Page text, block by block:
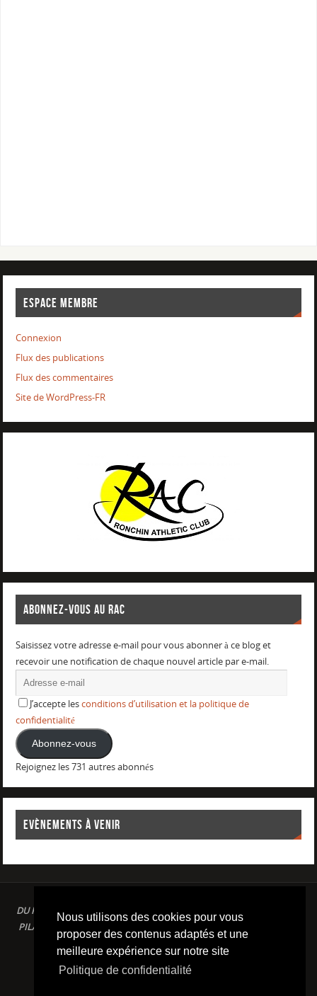
Nous utilisons des cookies pour vous
proposer des contenus adaptés et une
meilleure expérience sur notre site
Politique de confidentialité
ESPACE MEMBRE
Connexion
Flux des publications
Flux des commentaires
Site de WordPress-FR
ABONNEZ-VOUS AU RAC
Saisissez votre adresse e-mail pour vous abonner à ce blog et
recevoir une notification de chaque nouvel article par e-mail.
J’accepte lesconditions d’utilisation et la politique de
confidentialité
Abonnez-vous
Rejoignez les 731 autres abonnés
EVÈNEMENTS À VENIR
DU PLAISIR DANS LE SPORT LOISIR A LA COMPETITION : AQUAGYM /
PILATES / STRETCHING / COURSE A PIED / NATATION / TRIATHLON /
TRAILS / YOGA/ RENFORCEMENT MUSCULAIRE
Conditions d'utilisation & Politique de confidentialité